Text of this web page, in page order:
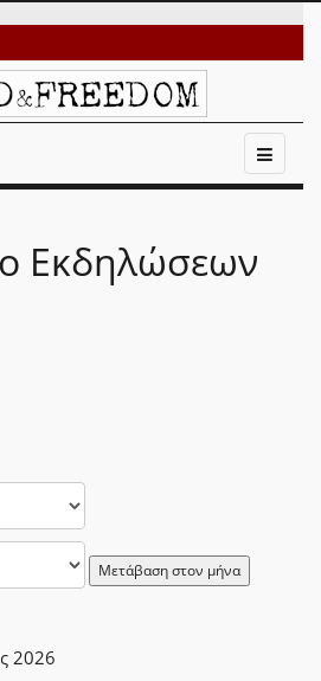
Εκδηλώσεων
Μετάβαση στον μήνα
2026